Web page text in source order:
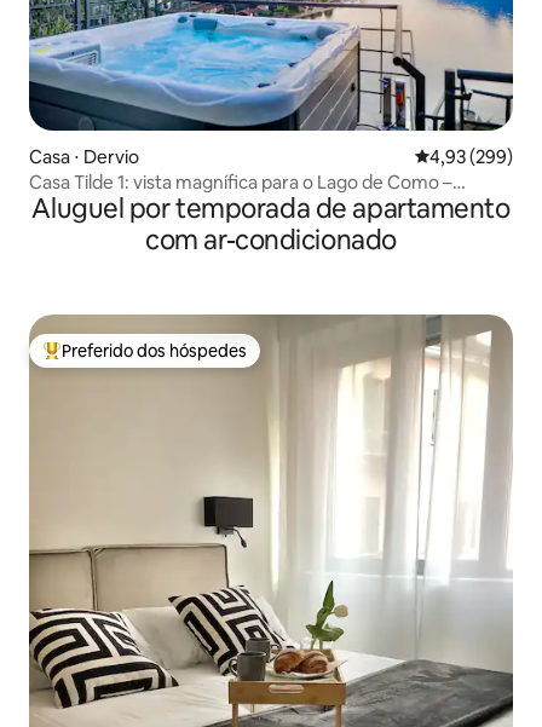
Casa ⋅ Dervio 4,93 de uma
4,93 (299)
Casa Tilde 1: vista magnífica para o Lago de Como –
banheira de hidromassagem
Aluguel por temporada de apartamento
com ar-condicionado
Entre os melhores preferidos dos hóspedes
Preferido dos hóspedes